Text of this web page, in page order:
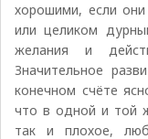
хорошими, если
или целиком
желания и
Значительное
конечном счёте
что в одной и той
так и плохое,